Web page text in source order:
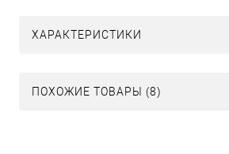
ХАРАКТЕРИСТИКИ
ПОХОЖИЕ ТОВАРЫ (8)